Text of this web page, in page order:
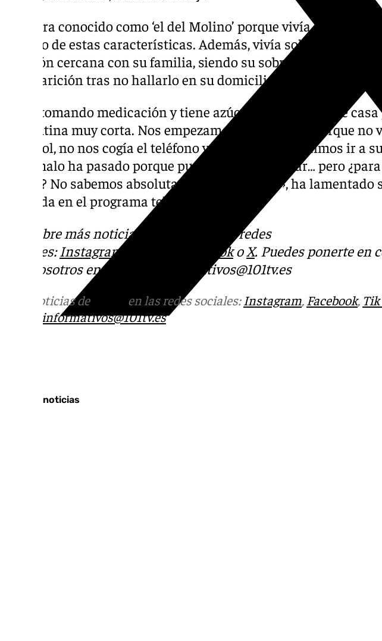
Paco era conocido como ‘el del Molino’ porque vivía en un
edificio de estas características. Además, vivía solo, aunque
relación cercana con su familia, siendo su sobrino el que
desaparición tras no hallarlo en su domicilio.
«Está tomando medicación y tiene azúcar. Casi no sale de casa
una rutina muy corta. Nos empezamos a preocupar porque no
el fútbol, no nos cogía el teléfono y fue cuando decidimos ir a su
Algo malo ha pasado porque pueden entrar a robar… pero ¿para
llevan? No sabemos absolutamente nada de él», ha lamentado
allegada en el programa televisivo.
Descubre más noticias de
en las redes
sociales: Instagram Tik Toko X. Puedes ponerte en
con nosotros en el correo
informativos@101tv.es
Más noticias de en las redes sociales: Instagram, Facebook,
informativos@101tv.es
Últimas noticias